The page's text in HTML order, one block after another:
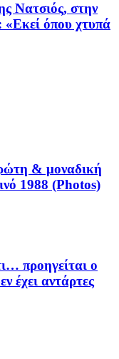
Νατσιός, στην
όπου χτυπά
& μοναδική
1988 (Photos)
προηγείται ο
έχει αντάρτες